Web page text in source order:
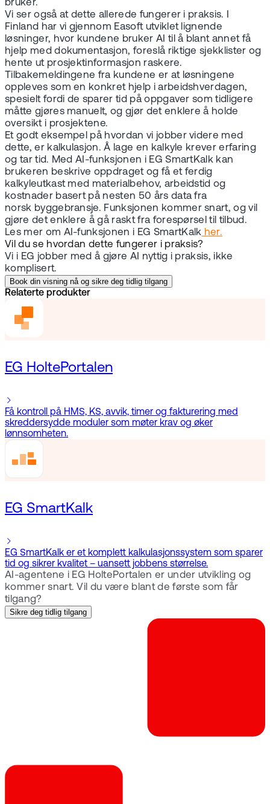
bruker.
Vi ser også at dette allerede fungerer i praksis. I
Finland har vi gjennom Easoft utviklet lignende
løsninger, hvor kundene bruker AI til å blant annet få
hjelp med dokumentasjon, foreslå riktige sjekklister og
hente ut prosjektinformasjon raskere.
Tilbakemeldingene fra kundene er at løsningene
oppleves som en konkret hjelp i arbeidshverdagen,
spesielt fordi de sparer tid på oppgaver som tidligere
måtte gjøres manuelt, og gjør det enklere å holde
oversikt i prosjektene.
Et godt eksempel på hvordan vi jobber videre med
dette, er kalkulasjon. Å lage en kalkyle krever erfaring
og tar tid. Med AI-funksjonen i EG SmartKalk kan
brukeren beskrive oppdraget og få et ferdig
kalkyleutkast med materialbehov, arbeidstid og
kostnader basert på nesten 50 års data fra
norsk byggebransje. Funksjonen kommer snart, og vil
gjøre det enklere å gå raskt fra forespørsel til tilbud.
Les mer om AI-funksjonen i EG SmartKalk her.
Vil du se hvordan dette fungerer i praksis?
Vi i EG jobber med å gjøre AI nyttig i praksis, ikke
komplisert.
Book din visning nå og sikre deg tidlig tilgang
Relaterte produkter
EG HoltePortalen
Få kontroll på HMS, KS, avvik, timer og fakturering med
skreddersydde moduler som møter krav og øker
lønnsomheten.
EG SmartKalk
EG SmartKalk er et komplett kalkulasjonssystem som sparer
tid og sikrer kvalitet – uansett jobbens størrelse.
AI-agentene i EG HoltePortalen er under utvikling og
kommer snart. Vil du være blant de første som får
tilgang?
Sikre deg tidlig tilgang